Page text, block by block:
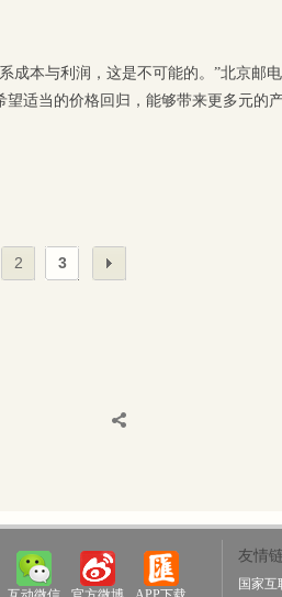
成本与利润，这是不可能的。”北京邮
适当的价格回归，能够带来更多元的
2 3
友情
国家互